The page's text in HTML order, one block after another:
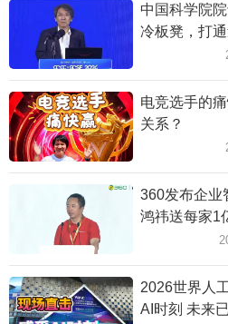
中国科学院
冷板凳，打
电竞选手的
关系？
360发布企业
鸿祎送每家1
2026世界人
AI时刻 未来已